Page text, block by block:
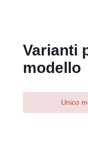
Varianti
modello
Unico